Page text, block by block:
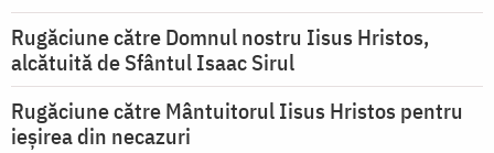
Rugăciune către Domnul nostru Iisus Hristos,
alcătuită de Sfântul Isaac Sirul
Rugăciune către Mântuitorul Iisus Hristos pentru
ieşirea din necazuri